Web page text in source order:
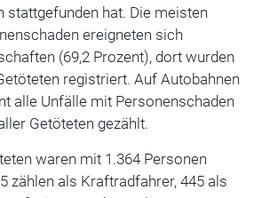
stattgefunden hat. Die meisten
ereigneten sich
(69,2 Prozent), dort wurden
registriert. Auf Autobahnen
alle Unfälle mit Personenschaden
Getöteten gezählt.
waren mit 1.364 Personen
zählen als Kraftradfahrer, 445 als